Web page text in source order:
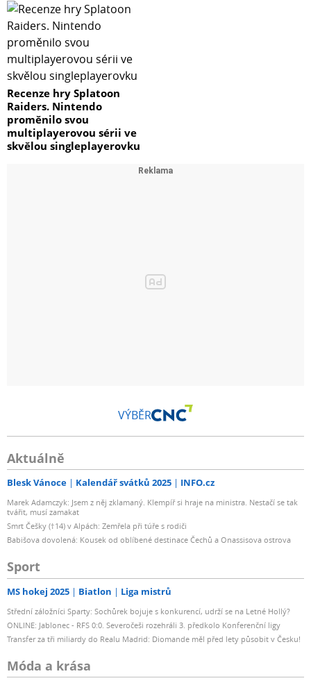
Recenze hry Splatoon
Raiders. Nintendo
proměnilo svou
multiplayerovou sérii ve
skvělou singleplayerovku
VÝBĚR
Aktuálně
Blesk Vánoce Kalendář svátků 2025 INFO.cz
Marek Adamczyk: Jsem z něj zklamaný. Klempíř si hraje na ministra. Nestačí se tak
tvářit, musí zamakat
Smrt Češky (†14) v Alpách: Zemřela při túře s rodiči
Babišova dovolená: Kousek od oblíbené destinace Čechů a Onassisova ostrova
Sport
MS hokej 2025 Biatlon Liga mistrů
Střední záložníci Sparty: Sochůrek bojuje s konkurencí, udrží se na Letné Hollý?
ONLINE: Jablonec - RFS 0:0. Severočeši rozehráli 3. předkolo Konferenční ligy
Transfer za tři miliardy do Realu Madrid: Diomande měl před lety působit v Česku!
Móda a krása